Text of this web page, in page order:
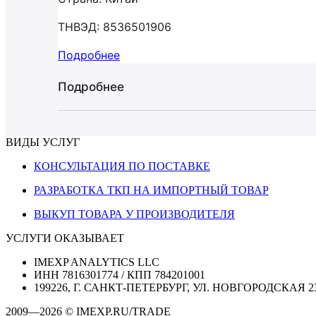
ТНВЭД: 8536501906
Подробнее
Подробнее
ВИДЫ УСЛУГ
КОНСУЛЬТАЦИЯ ПО ПОСТАВКЕ
РАЗРАБОТКА ТКП НА ИМПОРТНЫЙ ТОВАР
ВЫКУП ТОВАРА У ПРОИЗВОДИТЕЛЯ
УСЛУГИ ОКАЗЫВАЕТ
IMEXP ANALYTICS LLC
ИНН 7816301774 / КПП 784201001
199226, Г. САНКТ-ПЕТЕРБУРГ, УЛ. НОВГОРОДСКАЯ
2009—2026 © IMEXP.RU/TRADE